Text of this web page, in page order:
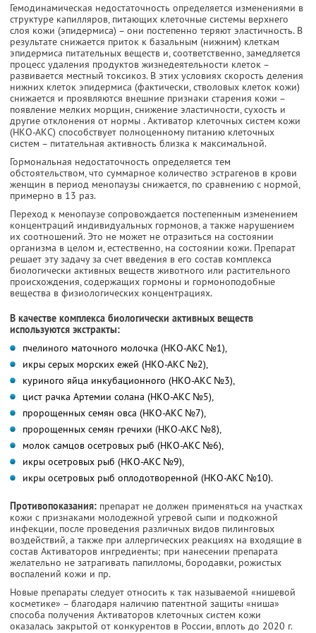
Гемодинамическая недостаточность определяется изменениями в
структуре капилляров, питающих клеточные системы верхнего
слоя кожи (эпидермиса) – они постепенно теряют эластичность. В
результате снижается приток к базальным (нижним) клеткам
эпидермиса питательных веществ и, соответственно, замедляется
процесс удаления продуктов жизнедеятельности клеток –
развивается местный токсикоз. В этих условиях скорость деления
нижних клеток эпидермиса (фактически, стволовых клеток кожи)
снижается и проявляются внешние признаки старения кожи –
появление мелких морщин, снижение эластичности, сухость и
другие отклонения от нормы . Активатор клеточных систем кожи
(НКО-АКС) способствует полноценному питанию клеточных
систем – питательная активность близка к максимальной.
Гормональная недостаточность определяется тем
обстоятельством, что суммарное количество эстрагенов в крови
женщин в период менопаузы снижается, по сравнению с нормой,
примерно в 13 раз.
Переход к менопаузе сопровождается постепенным изменением
концентраций индивидуальных гормонов, а также нарушением
их соотношений. Это не может не отразиться на состоянии
организма в целом и, естественно, на состоянии кожи. Препарат
решает эту задачу за счет введения в его состав комплекса
биологически активных веществ животного или растительного
происхождения, содержащих гормоны и гормоноподобные
вещества в физиологических концентрациях.
В качестве комплекса биологически активных веществ
используются экстракты:
пчелиного маточного молочка (НКО-АКС №1),
икры серых морских ежей (НКО-АКС №2),
куриного яйца инкубационного (НКО-АКС №3),
цист рачка Артемии солана (НКО-АКС №5),
пророщенных семян овса (НКО-АКС №7),
пророщенных семян гречихи (НКО-АКС №8),
молок самцов осетровых рыб (НКО-АКС №6),
икры осетровых рыб (НКО-АКС №9),
икры осетровых рыб оплодотворенной (НКО-АКС №10).
Противопоказания: препарат не должен применяться на участках
кожи с признаками молодежной угревой сыпи и подкожной
инфекции, после проведения различных видов пилинговых
воздействий, а также при аллергических реакциях на входящие в
состав Активаторов ингредиенты; при нанесении препарата
желательно не затрагивать папилломы, бородавки, рожистых
воспалений кожи и пр.
Новые препараты следует относить к так называемой «нишевой
косметике» – благодаря наличию патентной защиты «ниша»
способа получения Активаторов клеточных систем кожи
оказалась закрытой от конкурентов в России, вплоть до 2020 г.